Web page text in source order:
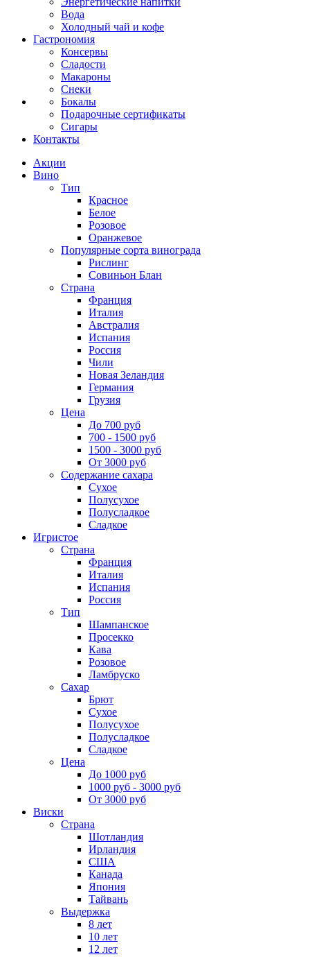
Вода
Холодный чай и кофе
Гастрономия
Консервы
Сладости
Макароны
Снеки
Бокалы
Подарочные сертификаты
Сигары
Контакты
Акции
Вино
Тип
Красное
Белое
Розовое
Оранжевое
Популярные сорта винограда
Рислинг
Совиньон Блан
Страна
Франция
Италия
Австралия
Испания
Россия
Чили
Новая Зеландия
Германия
Грузия
Цена
До 700 руб
700 - 1500 руб
1500 - 3000 руб
От 3000 руб
Содержание сахара
Сухое
Полусухое
Полусладкое
Сладкое
Игристое
Страна
Франция
Италия
Испания
Россия
Тип
Шампанское
Просекко
Кава
Розовое
Ламбруско
Сахар
Брют
Сухое
Полусухое
Полусладкое
Сладкое
Цена
До 1000 руб
1000 руб - 3000 руб
От 3000 руб
Виски
Страна
Шотландия
Ирландия
США
Канада
Япония
Тайвань
Выдержка
8 лет
10 лет
12 лет